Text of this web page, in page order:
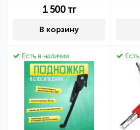
1 500тг
В корзину
Есть в наличии